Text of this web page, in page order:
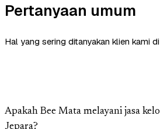
Pertanyaan umum
Hal yang sering ditanyakan klien kami
Apakah Bee Mata melayani jasa